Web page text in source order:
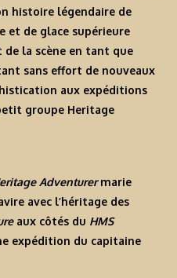
histoire légendaire de
et de glace supérieure
de la scène en tant que
sans effort de nouveaux
aux expéditions
groupe Heritage
Adventurermarie
avec l’héritage des
aux côtés du HMS
expédition du capitaine